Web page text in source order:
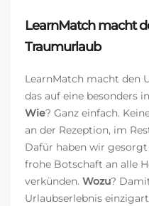
LearnMatch macht
Traumurlaub
LearnMatch macht den
das auf eine besonders
Wie? Ganz einfach.
an der Rezeption, im
Dafür haben wir
frohe Botschaft an alle
verkünden. Wozu?
Urlaubserlebnis